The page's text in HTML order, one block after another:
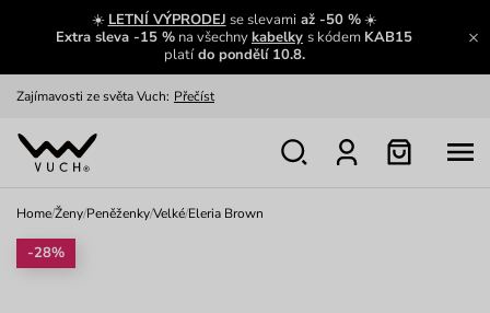
☀️ LETNÍ VÝPRODEJ se slevamiaž -50 %☀️
Extra sleva -15 % na všechnykabelky s kódem KAB15
platído pondělí 10.8.
Zajímavosti ze světa Vuch: Přečíst
Výměna a vrácení zdarma
Home/Ženy/Peněženky/Velké/Eleria Brown
-28%